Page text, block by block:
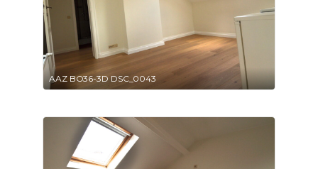
AAZ BO36-3D DSC_0043